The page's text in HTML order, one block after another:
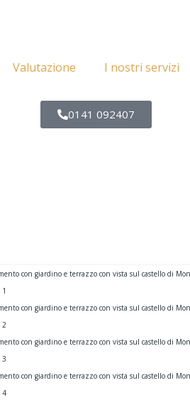
Valutazione I nostri servizi
0141 092407